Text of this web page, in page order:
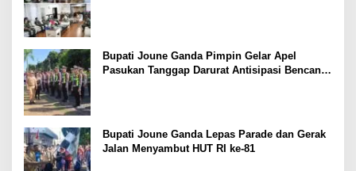
Bupati Joune Ganda Pimpin Gelar Apel
Pasukan Tanggap Darurat Antisipasi Bencana
Bupati Joune Ganda Lepas Parade dan Gerak
Jalan Menyambut HUT RI ke-81